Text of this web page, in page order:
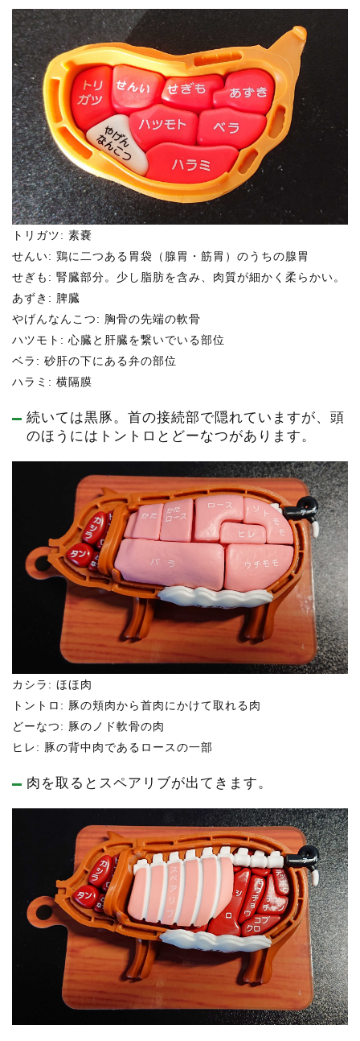
トリガツ: 素嚢
せんい: 鶏に二つある胃袋（腺胃・筋胃）のうちの腺胃
せぎも: 腎臓部分。少し脂肪を含み、肉質が細かく柔らかい。
あずき: 脾臓
やげんなんこつ: 胸骨の先端の軟骨
ハツモト: 心臓と肝臓を繋いでいる部位
ベラ: 砂肝の下にある弁の部位
ハラミ: 横隔膜
続いては黒豚。首の接続部で隠れていますが、頭
のほうにはトントロとどーなつがあります。
カシラ: ほほ肉
トントロ: 豚の頬肉から首肉にかけて取れる肉
どーなつ: 豚のノド軟骨の肉
ヒレ: 豚の背中肉であるロースの一部
肉を取るとスペアリブが出てきます。